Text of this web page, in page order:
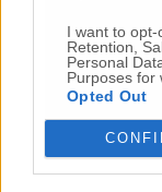
I want to opt-
Retention,
Personal
Purposes for
Opted Out
coltellate.
(Foto-Video)
26 Lug-Scontro
gravissimo un
24 Lug-
«Notifica